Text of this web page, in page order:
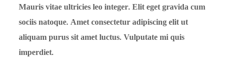
Mauris vitae ultricies leo integer. Elit eget gravida cum
sociis natoque. Amet consectetur adipiscing elit ut
aliquam purus sit amet luctus. Vulputate mi quis
imperdiet.